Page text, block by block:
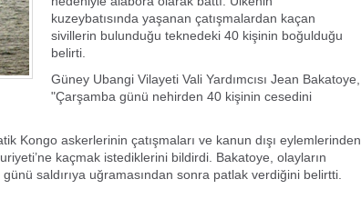
kuzeybatısında yaşanan çatışmalardan kaçan
sivillerin bulunduğu teknedeki 40 kişinin boğulduğu
belirti.
Güney Ubangi Vilayeti Vali Yardımcısı Jean Bakatoye,
"Çarşamba günü nehirden 40 kişinin cesedini
Kongo askerlerinin çatışmaları ve kanun dışı eylemlerinden
kaçmak istediklerini bildirdi. Bakatoye, olayların
saldırıya uğramasından sonra patlak verdiğini belirtti.